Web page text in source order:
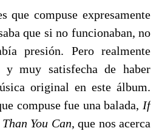
que compuse expresamente
que si no funcionaban, no
presión. Pero realmente
y muy satisfecha de haber
original en este álbum.
compuse fue una balada, If
You Can, que nos acerca